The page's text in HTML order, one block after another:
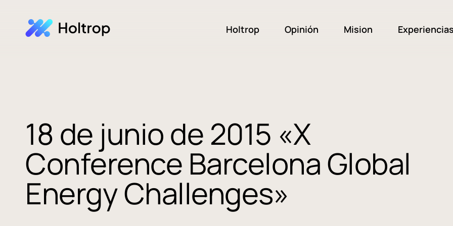
Holtrop Opinión Mision Experiencias
18 de junio de 2015 «X
Conference Barcelona Global
Energy Challenges»